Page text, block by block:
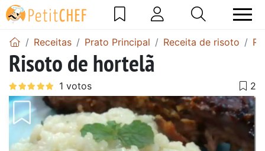
Receitas Prato Principal Receita de risoto
Risoto de hortelã